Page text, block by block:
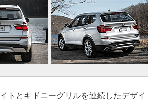
トとキドニーグリルを連続したデザイ